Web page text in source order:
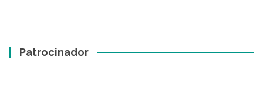
Patrocinador